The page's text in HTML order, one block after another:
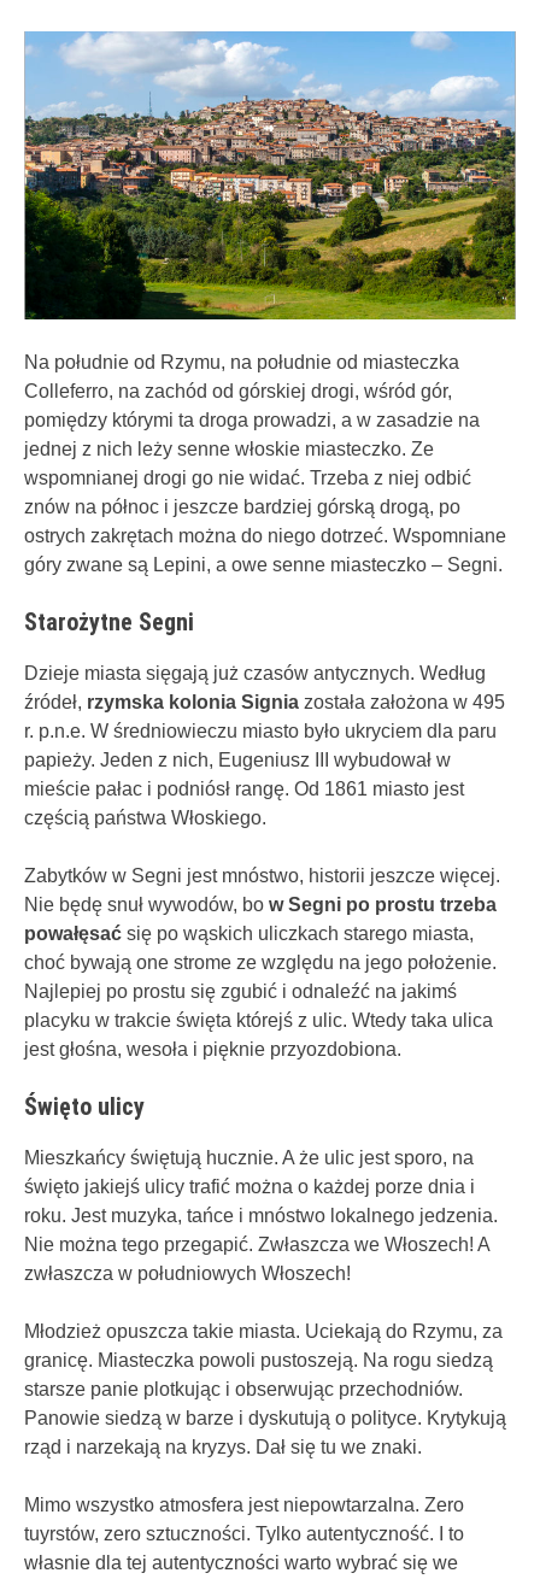
Na południe od Rzymu, na południe od miasteczka
Colleferro, na zachód od górskiej drogi, wśród gór,
pomiędzy którymi ta droga prowadzi, a w zasadzie na
jednej z nich leży senne włoskie miasteczko. Ze
wspomnianej drogi go nie widać. Trzeba z niej odbić
znów na północ i jeszcze bardziej górską drogą, po
ostrych zakrętach można do niego dotrzeć. Wspomniane
góry zwane są Lepini, a owe senne miasteczko – Segni.
Starożytne Segni
Dzieje miasta sięgają już czasów antycznych. Według
źródeł, rzymska kolonia Signia została założona w 495
r. p.n.e. W średniowieczu miasto było ukryciem dla paru
papieży. Jeden z nich, Eugeniusz III wybudował w
mieście pałac i podniósł rangę. Od 1861 miasto jest
częścią państwa Włoskiego.
Zabytków w Segni jest mnóstwo, historii jeszcze więcej.
Nie będę snuł wywodów, bo w Segni po prostu trzeba
powałęsać się po wąskich uliczkach starego miasta,
choć bywają one strome ze względu na jego położenie.
Najlepiej po prostu się zgubić i odnaleźć na jakimś
placyku w trakcie święta którejś z ulic. Wtedy taka ulica
jest głośna, wesoła i pięknie przyozdobiona.
Święto ulicy
Mieszkańcy świętują hucznie. A że ulic jest sporo, na
święto jakiejś ulicy trafić można o każdej porze dnia i
roku. Jest muzyka, tańce i mnóstwo lokalnego jedzenia.
Nie można tego przegapić. Zwłaszcza we Włoszech! A
zwłaszcza w południowych Włoszech!
Młodzież opuszcza takie miasta. Uciekają do Rzymu, za
granicę. Miasteczka powoli pustoszeją. Na rogu siedzą
starsze panie plotkując i obserwując przechodniów.
Panowie siedzą w barze i dyskutują o polityce. Krytykują
rząd i narzekają na kryzys. Dał się tu we znaki.
Mimo wszystko atmosfera jest niepowtarzalna. Zero
tuyrstów, zero sztuczności. Tylko autentyczność. I to
własnie dla tej autentyczności warto wybrać się we